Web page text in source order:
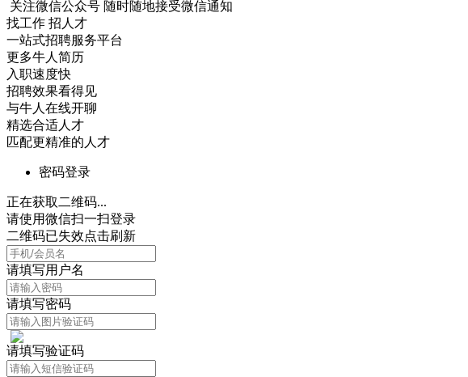
关注微信公众号 随时随地接受微信通知
找工作 招人才
一站式招聘服务平台
更多牛人简历
入职速度快
招聘效果看得见
与牛人在线开聊
精选合适人才
匹配更精准的人才
密码登录
正在获取二维码...
请使用微信扫一扫登录
二维码已失效点击刷新
请填写用户名
请填写密码
请填写验证码